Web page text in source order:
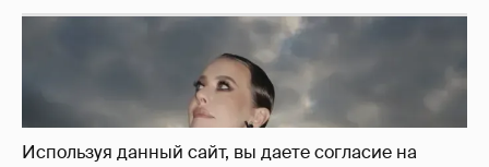
Используя данный сайт, вы даете согласие на